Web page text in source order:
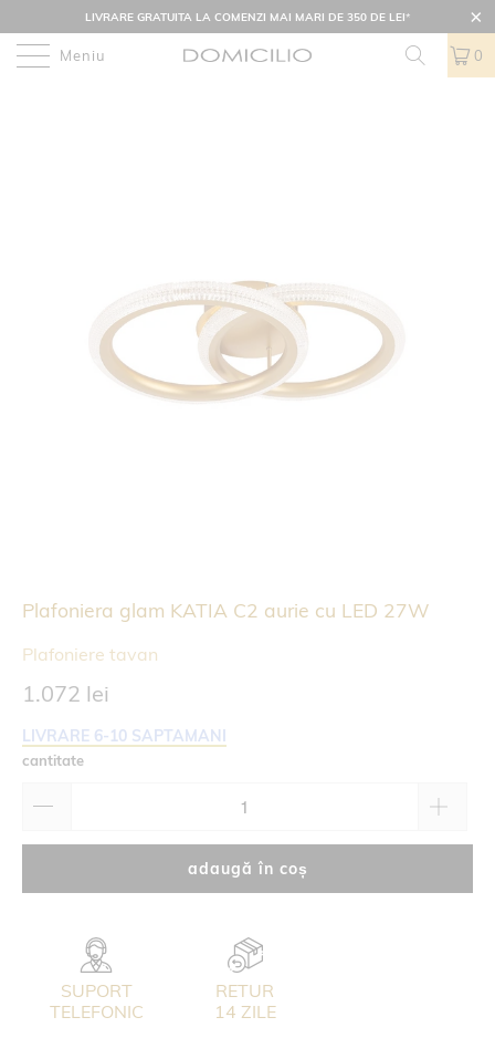
LIVRARE GRATUITA LA COMENZI MAI MARI DE 350 DE LEI*
Meniu 0
Plafoniera glam KATIA C2 aurie cu LED 27W
Plafoniere tavan
1.072 lei
LIVRARE 6-10 SAPTAMANI
cantitate
adaugă în coș
SUPORT
TELEFONIC
RETUR
14 ZILE